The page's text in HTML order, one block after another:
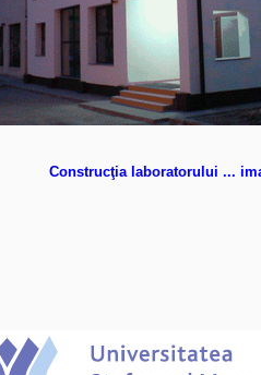
Construcţia laboratorului ...